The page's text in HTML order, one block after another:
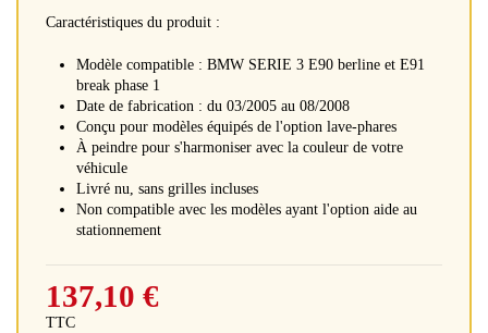
Caractéristiques du produit :
Modèle compatible : BMW SERIE 3 E90 berline et E91
break phase 1
Date de fabrication : du 03/2005 au 08/2008
Conçu pour modèles équipés de l'option lave-phares
À peindre pour s'harmoniser avec la couleur de votre
véhicule
Livré nu, sans grilles incluses
Non compatible avec les modèles ayant l'option aide au
stationnement
137,10 €
TTC